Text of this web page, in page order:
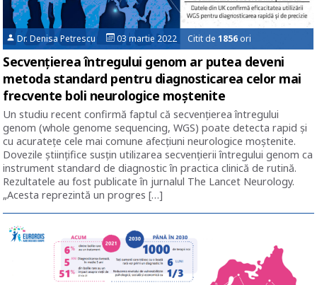
Dr. Denisa Petrescu 03 martie 2022 Citit de 1856ori
Secvențierea întregului genom ar putea deveni
metoda standard pentru diagnosticarea celor mai
frecvente boli neurologice moștenite
Un studiu recent confirmă faptul că secvențierea întregului
genom (whole genome sequencing, WGS) poate detecta rapid și
cu acuratețe cele mai comune afecțiuni neurologice moștenite.
Dovezile științifice susțin utilizarea secvențierii întregului genom ca
instrument standard de diagnostic în practica clinică de rutină.
Rezultatele au fost publicate în jurnalul The Lancet Neurology.
„Acesta reprezintă un progres […]